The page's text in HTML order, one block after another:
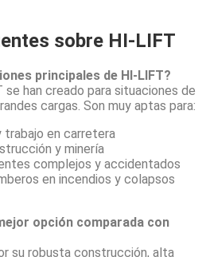
sobre HI-LIFT
principales de HI-LIFT?
han creado para situaciones de
cargas. Son muy aptas para:
trabajo en carretera
y minería
complejos y accidentados
en incendios y colapsos
opción comparada con
su robusta construcción, alta